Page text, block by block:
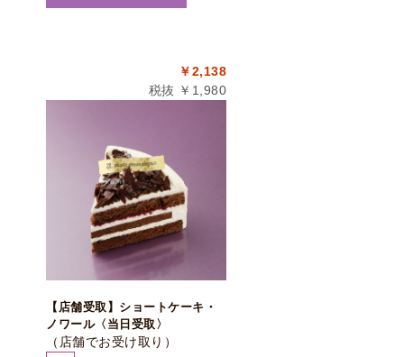
￥2,138
税抜 ￥1,980
【店舗受取】ショートケーキ・
ノワール〈当日受取〉
（店舗でお受け取り）